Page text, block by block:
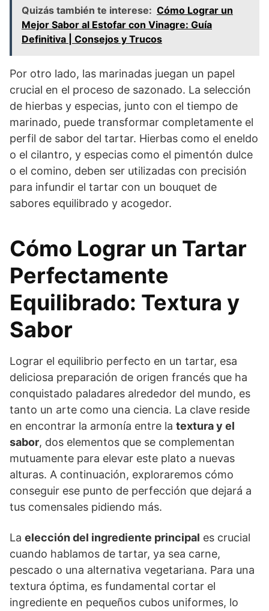
Quizás también te interese: Cómo Lograr un
Mejor Sabor al Estofar con Vinagre: Guía
Definitiva | Consejos y Trucos
Por otro lado, las marinadas juegan un papel
crucial en el proceso de sazonado. La selección
de hierbas y especias, junto con el tiempo de
marinado, puede transformar completamente el
perfil de sabor del tartar. Hierbas como el eneldo
o el cilantro, y especias como el pimentón dulce
o el comino, deben ser utilizadas con precisión
para infundir el tartar con un bouquet de
sabores equilibrado y acogedor.
Cómo Lograr un Tartar
Perfectamente
Equilibrado: Textura y
Sabor
Lograr el equilibrio perfecto en un tartar, esa
deliciosa preparación de origen francés que ha
conquistado paladares alrededor del mundo, es
tanto un arte como una ciencia. La clave reside
en encontrar la armonía entre la textura y el
sabor, dos elementos que se complementan
mutuamente para elevar este plato a nuevas
alturas. A continuación, exploraremos cómo
conseguir ese punto de perfección que dejará a
tus comensales pidiendo más.
La elección del ingrediente principal es crucial
cuando hablamos de tartar, ya sea carne,
pescado o una alternativa vegetariana. Para una
textura óptima, es fundamental cortar el
ingrediente en pequeños cubos uniformes, lo